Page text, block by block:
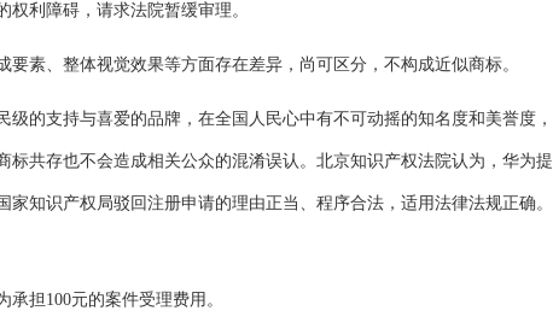
利障碍，请求法院暂缓审理。
、整体视觉效果等方面存在差异，尚可区分，不构成近似商标。
的支持与喜爱的品牌，在全国人民心中有不可动摇的知名度和美誉度，
共存也不会造成相关公众的混淆误认。北京知识产权法院认为，华为提
知识产权局驳回注册申请的理由正当、程序合法，适用法律法规正确。
担100元的案件受理费用。